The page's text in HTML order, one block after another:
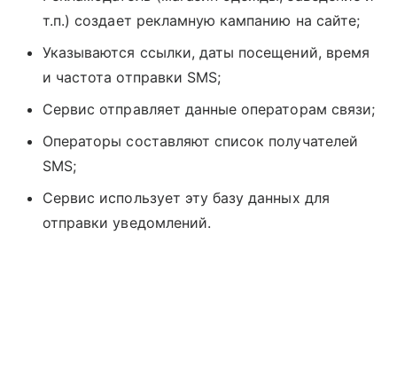
т.п.) создает рекламную кампанию на сайте;
Указываются ссылки, даты посещений, время
и частота отправки SMS;
Сервис отправляет данные операторам связи;
Операторы составляют список получателей
SMS;
Сервис использует эту базу данных для
отправки уведомлений.